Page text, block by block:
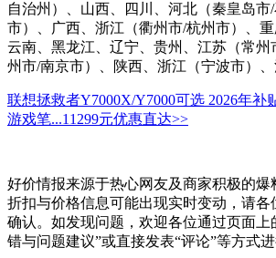
自治州）、山西、四川、河北（秦皇岛市
市）、广西、浙江（衢州市/杭州市）、重
云南、黑龙江、辽宁、贵州、江苏（常州
州市/南京市）、陕西、浙江（宁波市）、
联想拯救者Y7000X/Y7000可选 2026年补
游戏笔...11299元优惠直达>>
好价情报来源于热心网友及商家积极的爆
折扣与价格信息可能出现实时变动，请各
确认。如发现问题，欢迎各位通过页面上
错与问题建议”或直接发表“评论”等方式进